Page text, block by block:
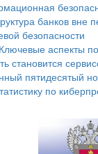
банков вне
безопасности
аспекты
становится
пятидесятый
по